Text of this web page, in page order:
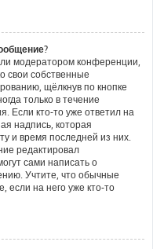
модератором конференции,
свои собственные
щёлкнув по кнопке
только в течение
Если кто-то уже ответил на
надпись, которая
и время последней из них.
редактировал
сами написать о
Учтите, что обычные
если на него уже кто-то